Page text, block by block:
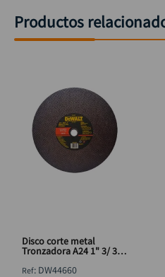
Productos
Disco corte metal
Tronzadora A24 1" 3/ 32
: DW44660